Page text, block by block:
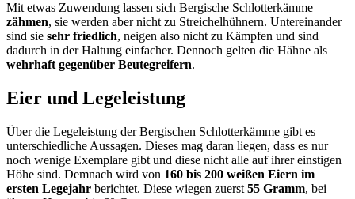
Mit etwas Zuwendung lassen sich Bergische Schlotterkämme
zähmen, sie werden aber nicht zu Streichelhühnern. Untereinander
sind sie sehr friedlich, neigen also nicht zu Kämpfen und sind
dadurch in der Haltung einfacher. Dennoch gelten die Hähne als
wehrhaft gegenüber Beutegreifern.
Eier und Legeleistung
Über die Legeleistung der Bergischen Schlotterkämme gibt es
unterschiedliche Aussagen. Dieses mag daran liegen, dass es nur
noch wenige Exemplare gibt und diese nicht alle auf ihrer einstigen
Höhe sind. Demnach wird von 160 bis 200 weißen Eiern im
ersten Legejahr berichtet. Diese wiegen zuerst 55 Gramm, bei